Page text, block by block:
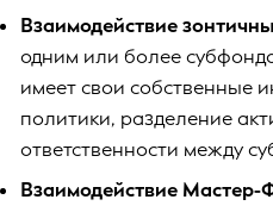
Взаимодействие
одним или более
имеет свои собственные
политики, разделение
ответственности между
Взаимодействие Мастер-